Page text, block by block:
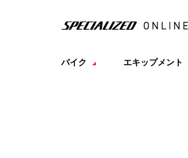
バイク エキップメント